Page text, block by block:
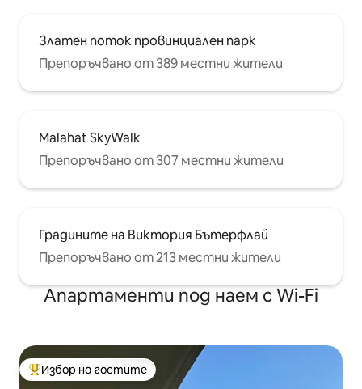
Златен поток провинциален парк
Препоръчвано от 389 местни жители
Malahat SkyWalk
Препоръчвано от 307 местни жители
Градините на Виктория Бътерфлай
Препоръчвано от 213 местни жители
Апартаменти под наем с Wi-Fi
Най-популярен избор на гостите
Избор на гостите